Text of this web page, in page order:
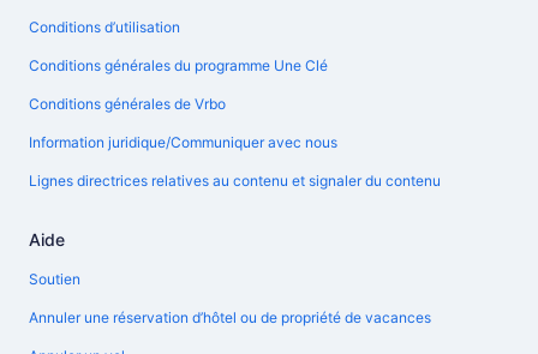
Conditions d’utilisation
Conditions générales du programme Une Clé
Conditions générales de Vrbo
Information juridique/Communiquer avec nous
Lignes directrices relatives au contenu et signaler du contenu
Aide
Soutien
Annuler une réservation d’hôtel ou de propriété de vacances